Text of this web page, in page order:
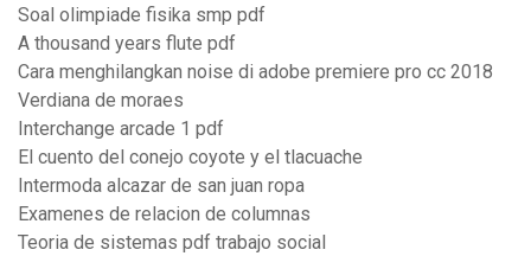
Soal olimpiade fisika smp pdf
A thousand years flute pdf
Cara menghilangkan noise di adobe premiere pro cc 2018
Verdiana de moraes
Interchange arcade 1 pdf
El cuento del conejo coyote y el tlacuache
Intermoda alcazar de san juan ropa
Examenes de relacion de columnas
Teoria de sistemas pdf trabajo social